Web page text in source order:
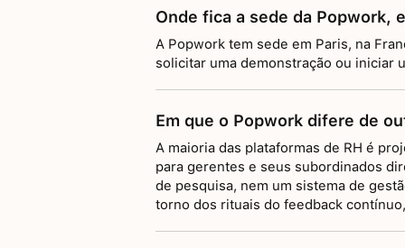
Onde fica a sede da Popwork,
A Popwork tem sede em Paris, na
solicitar uma demonstração ou iniciar
Em que o Popwork difere de
A maioria das plataformas de RH é
para gerentes e seus subordinados
de pesquisa, nem um sistema de
torno dos rituais do feedback